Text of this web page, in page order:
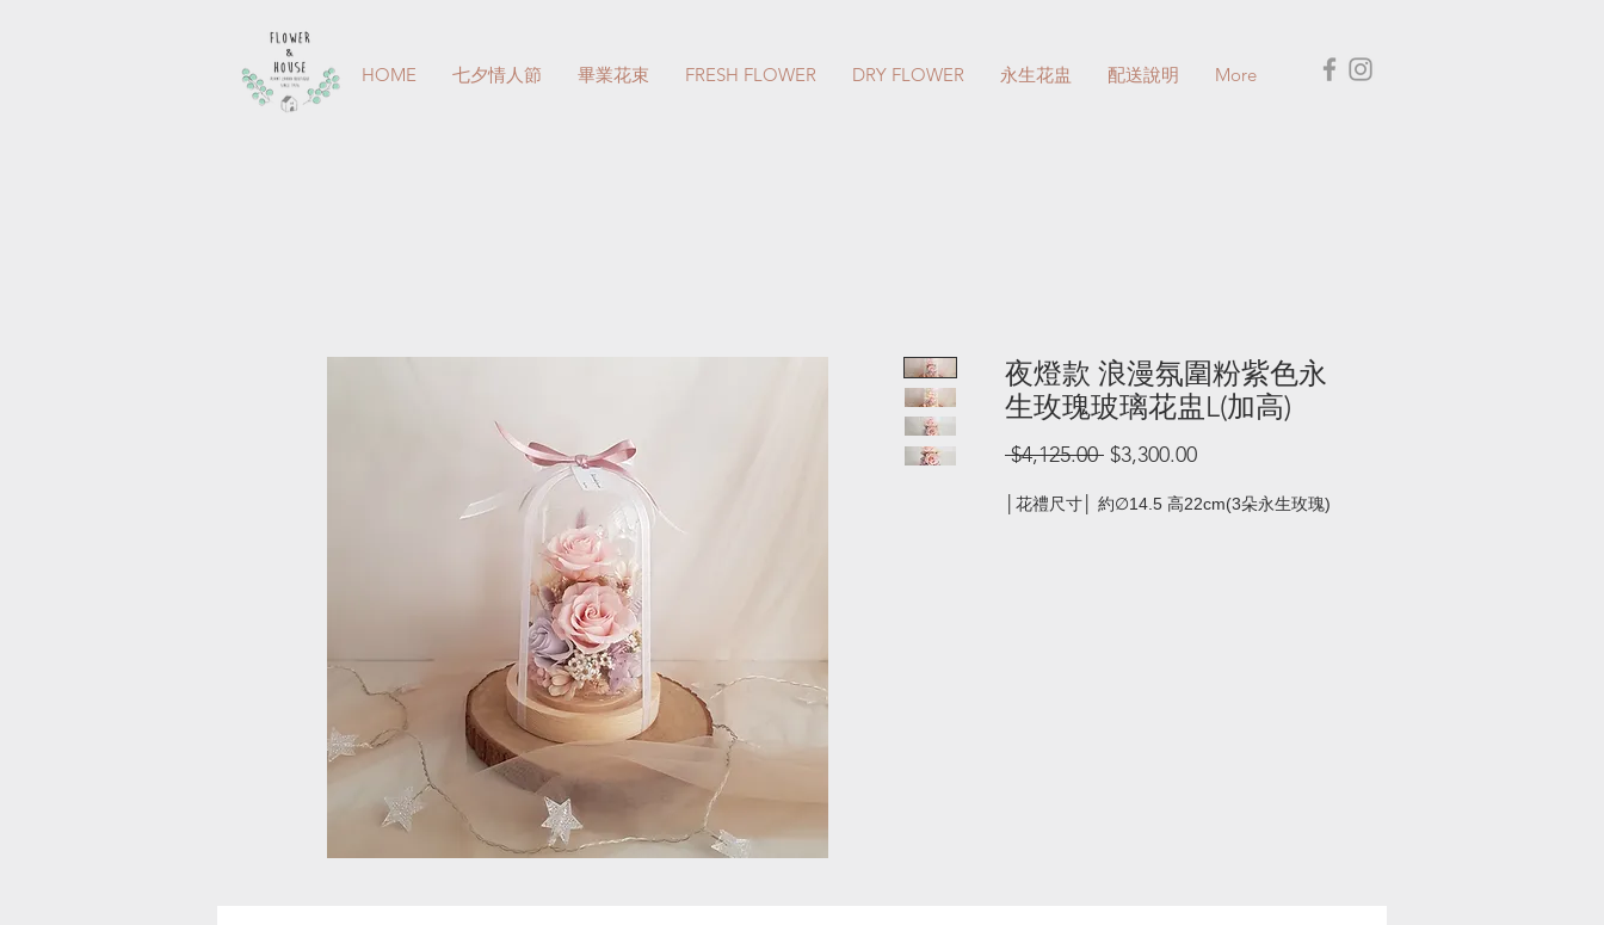
HOME 七夕情人節 畢業花束 FRESH FLOWER DRY FLOWER 永生花盅 配送說明 More
夜燈款 浪漫氛圍粉紫色永
生玫瑰玻璃花盅L(加高)
$4,125.00 一
價
$3,300.00促
價
│花禮尺寸│ 約∅14.5 高22cm(3朵永生玫瑰)